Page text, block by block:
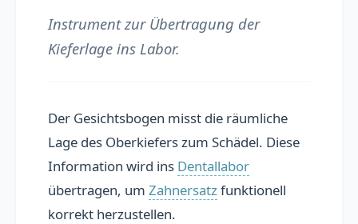
Behandlungen
Übersicht
Praxis präsentieren
Personal finden
Instrument zur Übertragung der
Kieferlage ins Labor.
Der Gesichtsbogen misst die räumliche
Lage des Oberkiefers zum Schädel. Diese
Information wird ins Dentallabor
übertragen, um Zahnersatzfunktionell
korrekt herzustellen.